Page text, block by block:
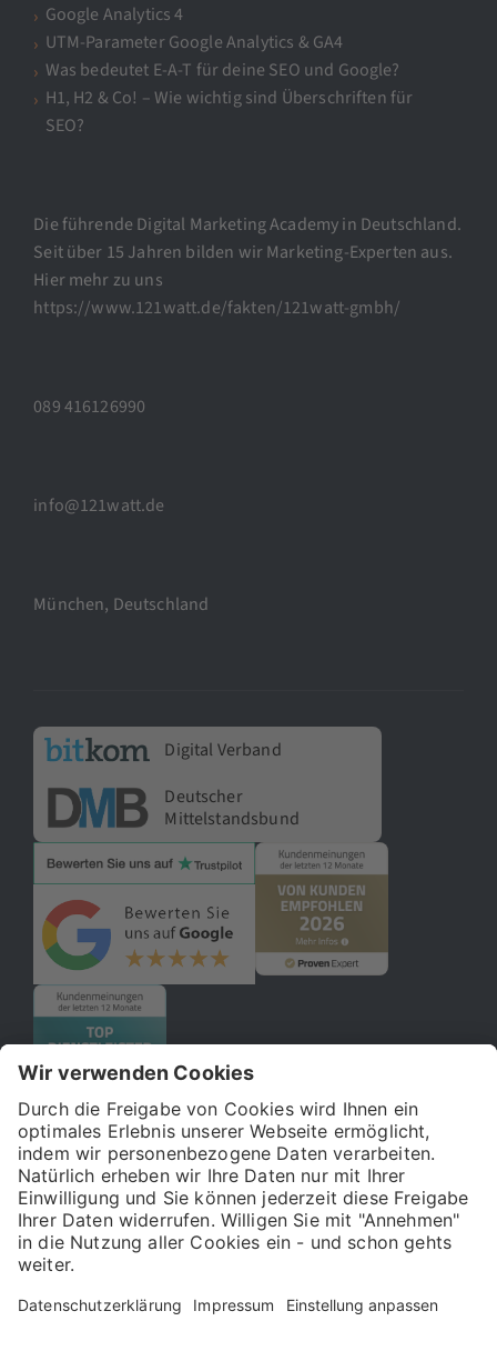
Google Analytics 4
UTM-Parameter Google Analytics & GA4
Was bedeutet E-A-T für deine SEO und Google?
H1, H2 & Co! – Wie wichtig sind Überschriften für
SEO?
Die führende Digital Marketing Academy in Deutschland.
Seit über 15 Jahren bilden wir Marketing-Experten aus.
Hier mehr zu uns
https://www.121watt.de/fakten/121watt-gmbh/
089 416126990
info@121watt.de
München, Deutschland
Digital Verband
Deutscher
Mittelstandsbund
© 2026 121WATT GmbH
Über uns
Allgemeine Geschäftsbedingungen